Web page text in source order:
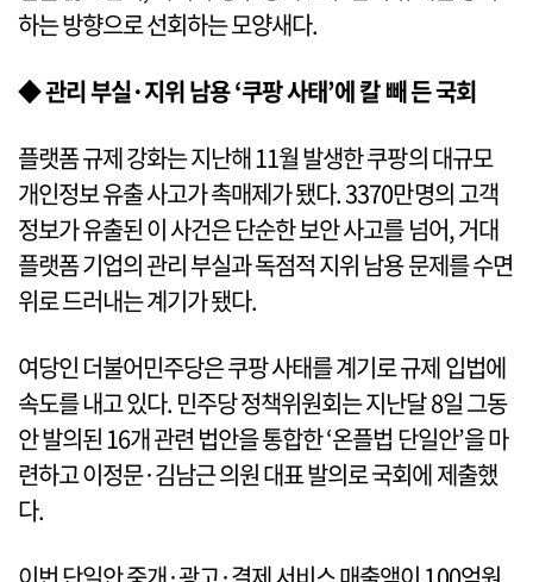
하는 방향으로 선회하는 모양새다.
◆ 관리 부실·지위 남용 ‘쿠팡 사태’에 칼 빼 든 국회
플랫폼 규제 강화는 지난해 11월 발생한 쿠팡의 대규모
개인정보 유출 사고가 촉매제가 됐다. 3370만명의 고객
정보가 유출된 이 사건은 단순한 보안 사고를 넘어, 거대
플랫폼 기업의 관리 부실과 독점적 지위 남용 문제를 수면
위로 드러내는 계기가 됐다.
여당인 더불어민주당은 쿠팡 사태를 계기로 규제 입법에
속도를 내고 있다. 민주당 정책위원회는 지난달 8일 그동
안 발의된 16개 관련 법안을 통합한 ‘온플법 단일안’을 마
련하고 이정문·김남근 의원 대표 발의로 국회에 제출했
다.